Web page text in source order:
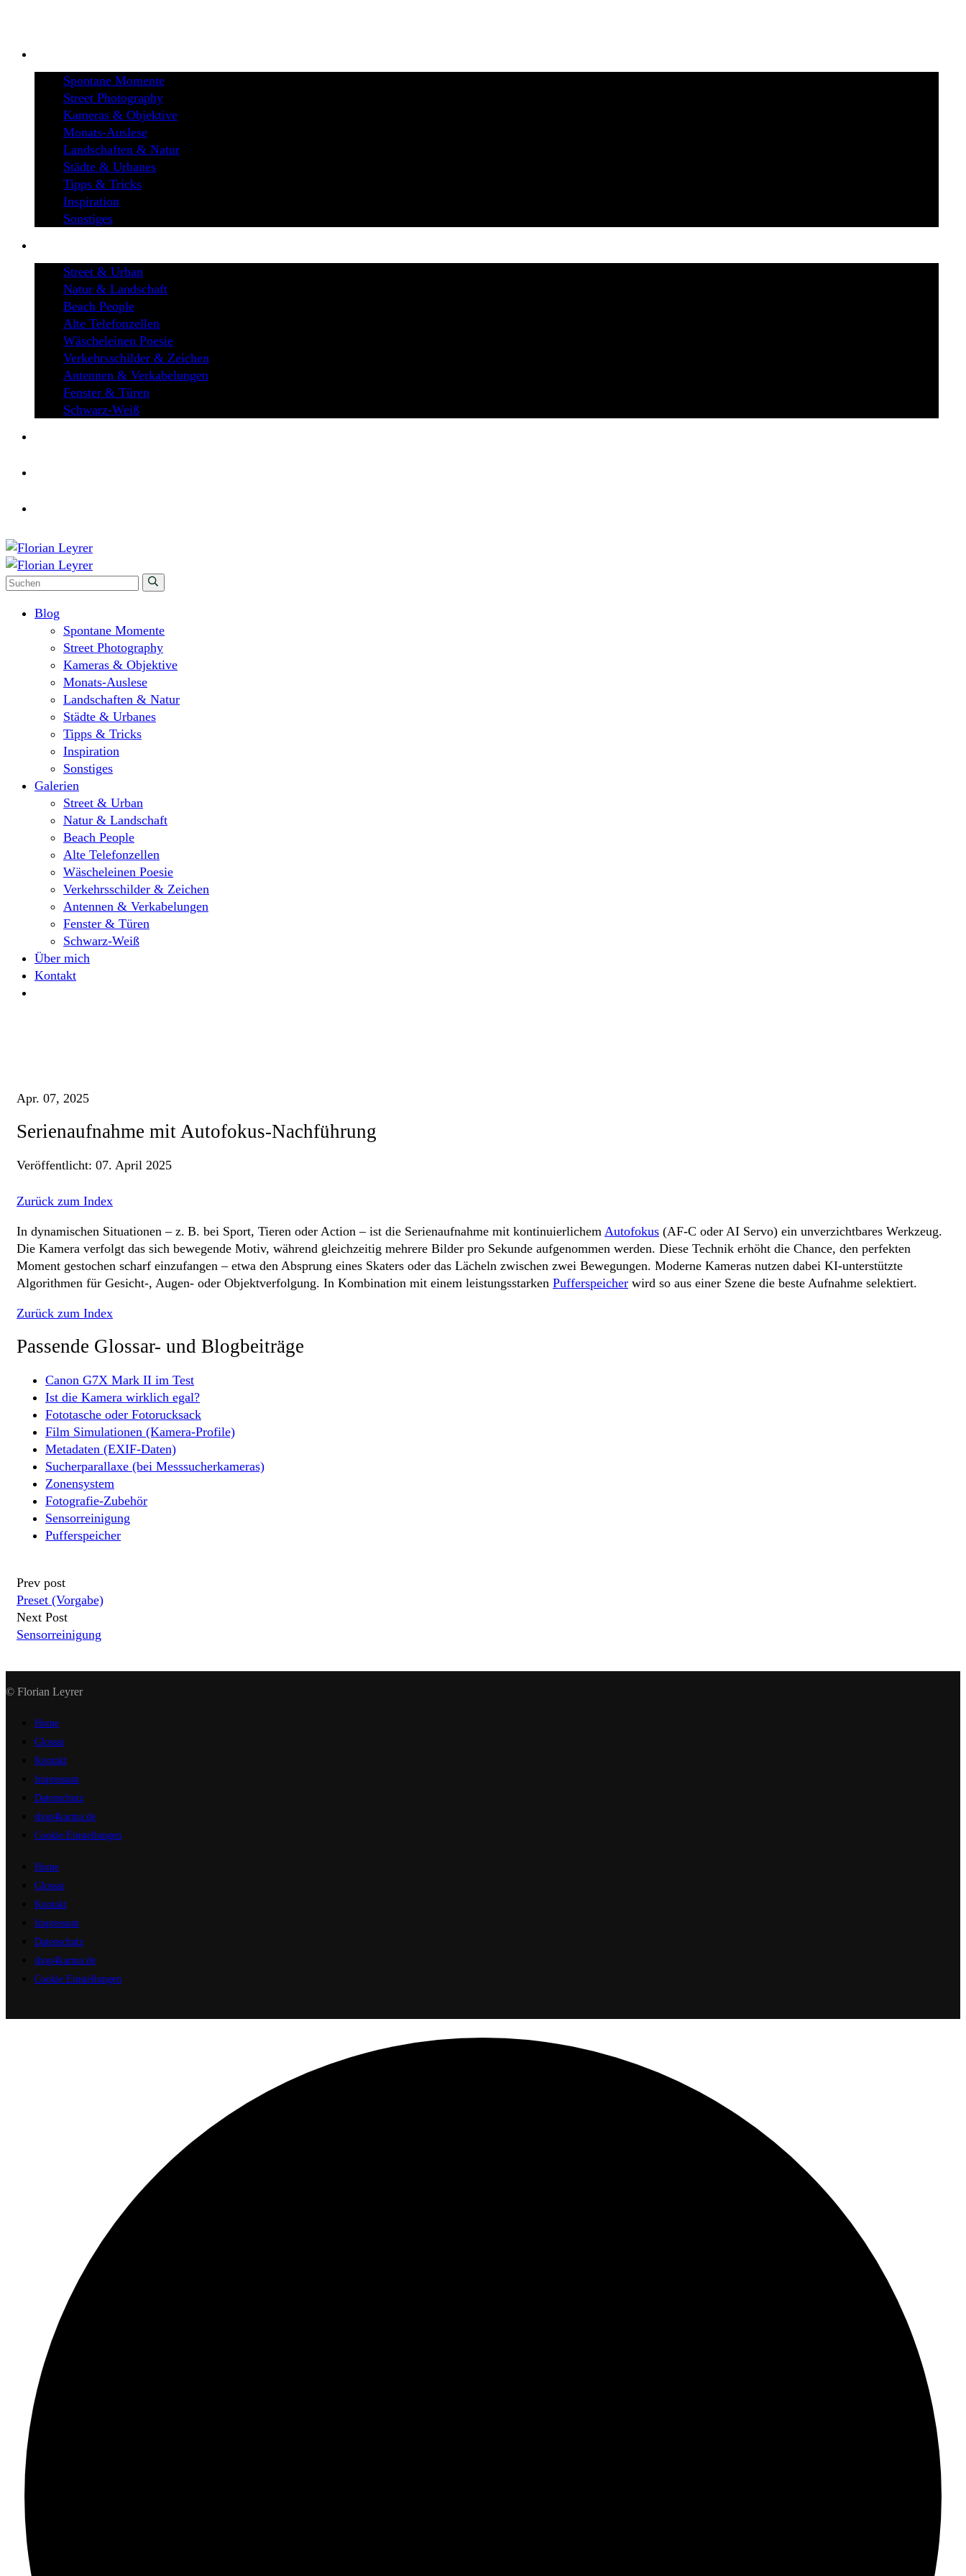
Spontane Momente
Street Photography
Kameras & Objektive
Monats-Auslese
Landschaften & Natur
Städte & Urbanes
Tipps & Tricks
Inspiration
Sonstiges
Street & Urban
Natur & Landschaft
Beach People
Alte Telefonzellen
Wäscheleinen Poesie
Verkehrsschilder & Zeichen
Antennen & Verkabelungen
Fenster & Türen
Schwarz-Weiß
Blog
Spontane Momente
Street Photography
Kameras & Objektive
Monats-Auslese
Landschaften & Natur
Städte & Urbanes
Tipps & Tricks
Inspiration
Sonstiges
Galerien
Street & Urban
Natur & Landschaft
Beach People
Alte Telefonzellen
Wäscheleinen Poesie
Verkehrsschilder & Zeichen
Antennen & Verkabelungen
Fenster & Türen
Schwarz-Weiß
Über mich
Kontakt
Apr. 07, 2025
Serienaufnahme mit Autofokus-Nachführung
Veröffentlicht: 07. April 2025
Zurück zum Index
In dynamischen Situationen – z. B. bei Sport, Tieren oder Action – ist die Serienaufnahme mit kontinuierlichem Autofokus (AF-C oder AI Servo) ein unverzichtbares Werkzeug.
Die Kamera verfolgt das sich bewegende Motiv, während gleichzeitig mehrere Bilder pro Sekunde aufgenommen werden. Diese Technik erhöht die Chance, den perfekten
Moment gestochen scharf einzufangen – etwa den Absprung eines Skaters oder das Lächeln zwischen zwei Bewegungen. Moderne Kameras nutzen dabei KI-unterstützte
Algorithmen für Gesicht-, Augen- oder Objektverfolgung. In Kombination mit einem leistungsstarken Pufferspeicher wird so aus einer Szene die beste Aufnahme selektiert.
Zurück zum Index
Passende Glossar- und Blogbeiträge
Canon G7X Mark II im Test
Ist die Kamera wirklich egal?
Fototasche oder Fotorucksack
Film Simulationen (Kamera-Profile)
Metadaten (EXIF-Daten)
Sucherparallaxe (bei Messsucherkameras)
Zonensystem
Fotografie-Zubehör
Sensorreinigung
Pufferspeicher
Prev post
Preset (Vorgabe)
Next Post
Sensorreinigung
© Florian Leyrer
Home
Glossar
Kontakt
Impressum
Datenschutz
shop4karma.de
Cookie Einstellungen
Home
Glossar
Kontakt
Impressum
Datenschutz
shop4karma.de
Cookie Einstellungen